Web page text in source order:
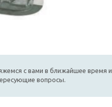
с вами в ближайшее время и
вопросы.